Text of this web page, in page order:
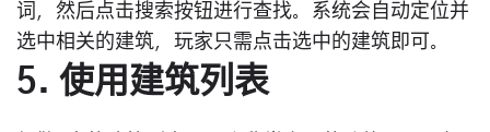
词，然后点击搜索按钮进行查找。系统会自动定位并
选中相关的建筑，玩家只需点击选中的建筑即可。
5. 使用建筑列表